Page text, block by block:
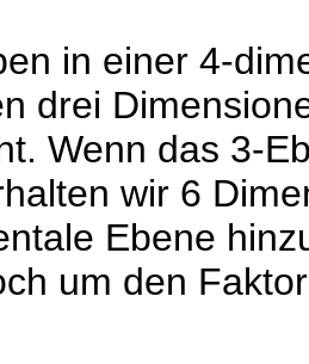
in einer 4-
drei
Wenn das 3-
wir 6
Ebene
um den